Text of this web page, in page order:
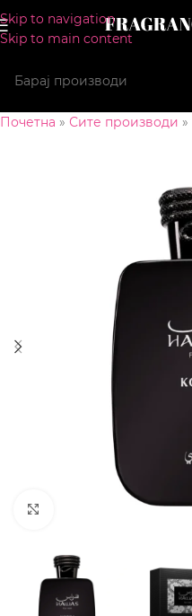
Skip to navigation
Skip to main content
Почетна » Сите производи »
CLICK TO ENLARGE